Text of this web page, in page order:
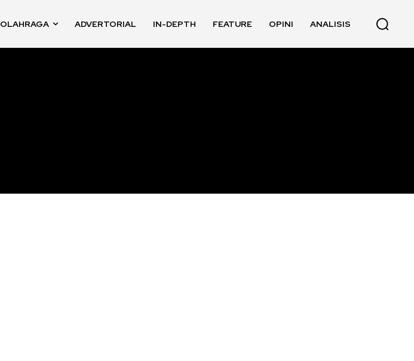
OLAHRAGA ADVERTORIAL IN-DEPTH FEATURE OPINI ANALISIS